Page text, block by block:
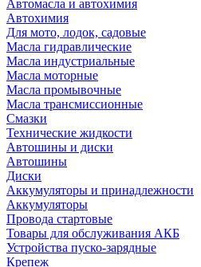
Автомасла и автохимия
Автохимия
Для мото, лодок, садовые
Масла гидравлические
Масла индустриальные
Масла моторные
Масла промывочные
Масла трансмиссионные
Смазки
Технические жидкости
Автошины и диски
Автошины
Диски
Аккумуляторы и принадлежности
Аккумуляторы
Провода стартовые
Товары для обслуживания АКБ
Устройства пуско-зарядные
Крепеж